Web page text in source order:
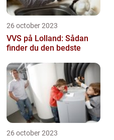
26 october 2023
VVS på Lolland: Sådan
finder du den bedste
26 october 2023